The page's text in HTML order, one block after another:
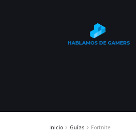
Inicio Guías Fortnite